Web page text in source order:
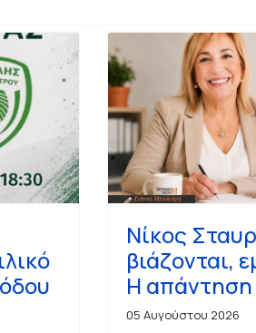
Νίκος
βιάζονται,
Η
05 Αυγούστου 2026